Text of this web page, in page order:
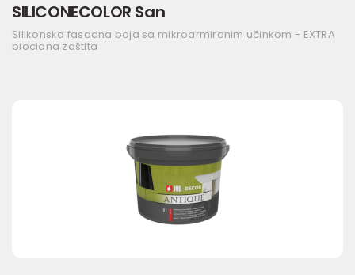
SILICONECOLOR San
Silikonska fasadna boja sa mikroarmiranim učinkom - EXTRA
biocidna zaštita